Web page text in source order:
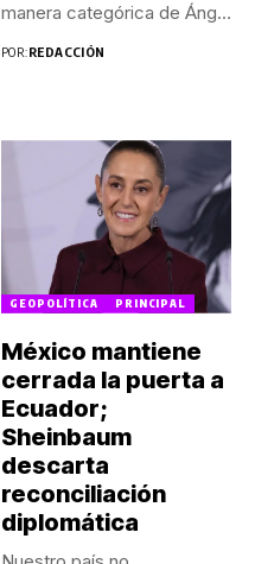
manera categórica de Ángel
POR:REDACCIÓN
GEOPOLÍTICA PRINCIPAL
México mantiene
cerrada la puerta a
Ecuador;
Sheinbaum
descarta
reconciliación
diplomática